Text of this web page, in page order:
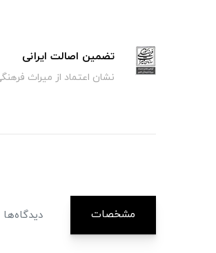
تضمین اصالت ایرانی
نشان اعتماد از میراث
مشخصات دیدگاه‌ها